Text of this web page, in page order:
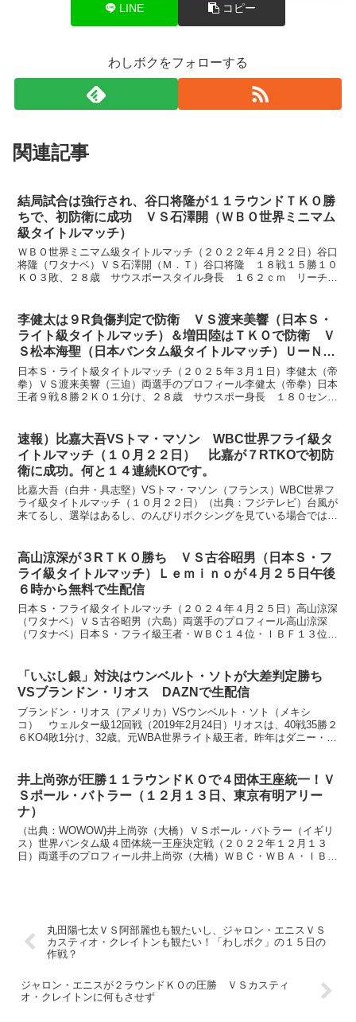
LINE コピー
わしボクをフォローする
関連記事
結局試合は強行され、谷口将隆が１１ラウンドＴＫＯ勝
ちで、初防衛に成功 ＶＳ石澤開（ＷＢＯ世界ミニマム
級タイトルマッチ）
ＷＢＯ世界ミニマム級タイトルマッチ（２０２２年４月２２日）谷口
将隆（ワタナベ）ＶＳ石澤開（Ｍ．Ｔ）谷口将隆 １８戦１５勝１０
ＫＯ３敗、２８歳 サウスポースタイル身長 １６２ｃｍ リーチ
李健太は９R負傷判定で防衛 ＶＳ渡来美響（日本Ｓ・
ライト級タイトルマッチ）＆増田陸はＴＫＯで防衛 Ｖ
Ｓ松本海聖（日本バンタム級タイトルマッチ）ＵーＮＥ
ＸＴが３月１日１７時３５分から生配信
日本Ｓ・ライト級タイトルマッチ（２０２５年３月１日）李健太（帝
拳）ＶＳ渡来美響（三迫）両選手のプロフィール李健太（帝拳）日本
王者９戦８勝２ＫＯ１分け、２８歳 サウスポー身長 １８０センチ
速報）比嘉大吾VSトマ・マソン WBC世界フライ級タ
イトルマッチ（１０月２２日） 比嘉が７RTKOで初防
衛に成功。何と１４連続KOです。
比嘉大吾（白井・具志堅）VSトマ・マソン（フランス）WBC世界フ
ライ級タイトルマッチ（１０月２２日）（出典：フジテレビ）台風が
来てるし、選挙はあるし、のんびりボクシングを見ている場合では、
高山涼深が３RＴＫＯ勝ち ＶＳ古谷昭男（日本Ｓ・フ
ライ級タイトルマッチ）Ｌｅｍｉｎｏが４月２５日午後
６時から無料で生配信
日本Ｓ・フライ級タイトルマッチ（２０２４年４月２５日）高山涼深
（ワタナベ）ＶＳ古谷昭男（六島）両選手のプロフィール高山涼深
（ワタナベ）日本Ｓ・フライ級王者・ＷＢＣ１４位・ＩＢＦ１３位７
「いぶし銀」対決はウンベルト・ソトが大差判定勝ち
VSブランドン・リオス DAZNで生配信
ブランドン・リオス（アメリカ）VSウンベルト・ソト（メキシ
コ） ウェルター級12回戦（2019年2月24日）リオスは、40戦35勝２
６KO4敗1分け、32歳。元WBA世界ライト級王者。昨年はダニー・ガ
井上尚弥が圧勝１１ラウンドＫＯで４団体王座統一！Ｖ
Ｓポール・バトラー（１２月１３日、東京有明アリー
ナ）
（出典：WOWOW)井上尚弥（大橋）ＶＳポール・バトラー（イギリ
ス）世界バンタム級４団体統一王座決定戦（２０２２年１２月１３
日）両選手のプロフィール井上尚弥（大橋）ＷＢＣ・ＷＢＡ・ＩＢＦ
丸田陽七太ＶＳ阿部麗也も観たいし、ジャロン・エニスＶＳ
カスティオ・クレイトンも観たい！「わしボク」の１５日の
作戦？
ジャロン・エニスが２ラウンドＫＯの圧勝 ＶＳカスティ
オ・クレイトンに何もさせず